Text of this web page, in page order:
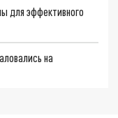
для эффективного
на